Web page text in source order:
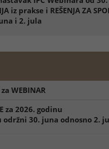
iz prakse i REŠENJA ZA
i 2. jula
WEBINAR
za 2026. godinu
održni 30. juna odnosno 2.